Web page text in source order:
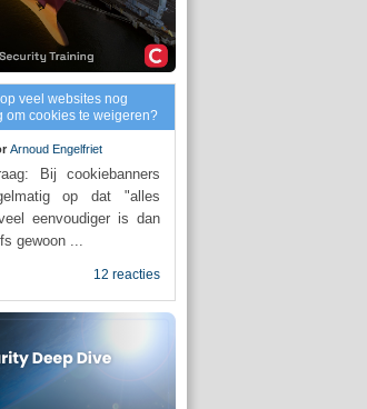
veel websites nog
om cookies te weigeren?
Arnoud Engelfriet
Bij cookiebanners
op dat "alles
eenvoudiger is dan
gewoon ...
12 reacties